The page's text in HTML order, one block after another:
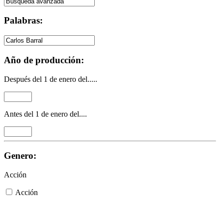
Palabras:
Año de producción:
Después del 1 de enero del.....
Antes del 1 de enero del....
Genero:
Acción
Acción